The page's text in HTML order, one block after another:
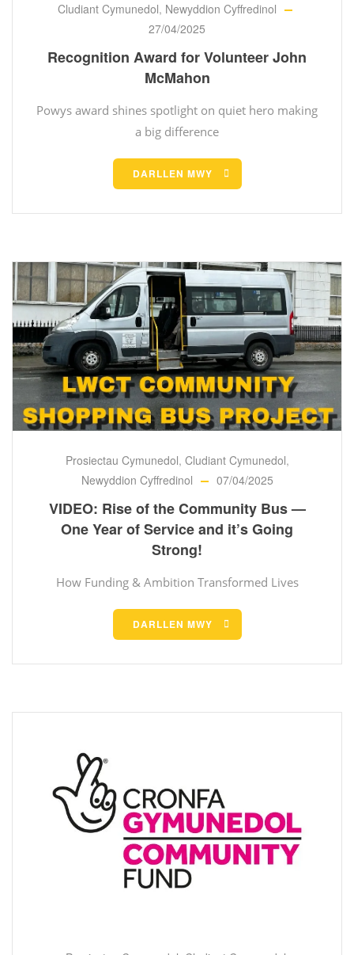
Cludiant Cymunedol, Newyddion Cyffredinol
27/04/2025
Recognition Award for Volunteer John
McMahon
Powys award shines spotlight on quiet hero making
a big difference
DARLLEN MWY
Prosiectau Cymunedol, Cludiant Cymunedol,
Newyddion Cyffredinol
07/04/2025
VIDEO: Rise of the Community Bus —
One Year of Service and it’s Going
Strong!
How Funding & Ambition Transformed Lives
DARLLEN MWY